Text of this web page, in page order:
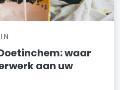
waar
aan uw